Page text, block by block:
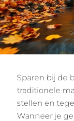
Sparen bij de
traditionele
stellen en
Wanneer je